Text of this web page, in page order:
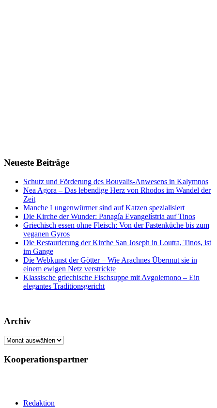
Neueste Beiträge
Schutz und Förderung des Bouvalis-Anwesens in Kalymnos
Nea Agora – Das lebendige Herz von Rhodos im Wandel der
Zeit
Manche Lungenwürmer sind auf Katzen spezialisiert
Die Kirche der Wunder: Panagía Evangelístria auf Tinos
Griechisch essen ohne Fleisch: Von der Fastenküche bis zum
veganen Gyros
Die Restaurierung der Kirche San Joseph in Loutra, Tinos, ist
im Gange
Die Webkunst der Götter – Wie Arachnes Übermut sie in
einem ewigen Netz verstrickte
Klassische griechische Fischsuppe mit Avgolemono – Ein
elegantes Traditionsgericht
Archiv
Archiv
Kooperationspartner
Redaktion